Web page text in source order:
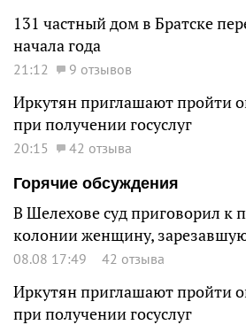
131 частный дом в Братске
начала года
21:12 9 отзывов
Иркутян приглашают пройти
при получении госуслуг
20:15
42 отзыва
Горячие обсуждения
В Шелехове суд приговорил к
колонии женщину,
08.08 17:49 42 отзыва
Иркутян приглашают пройти
при получении госуслуг